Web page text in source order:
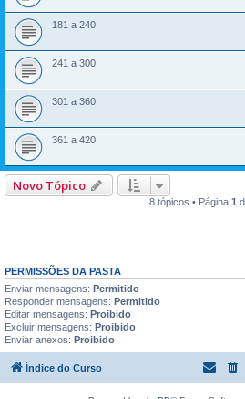
181 a 240
241 a 300
301 a 360
361 a 420
Novo Tópico
8 tópicos • Página 1
PERMISSÕES DA PASTA
Enviar mensagens: Permitido
Responder mensagens: Permitido
Editar mensagens: Proibido
Excluir mensagens: Proibido
Enviar anexos: Proibido
Índice do Curso